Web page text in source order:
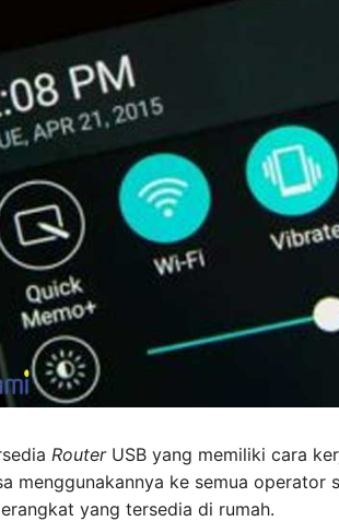
RouterUSB yang memiliki cara
menggunakannya ke semua
yang tersedia di rumah.